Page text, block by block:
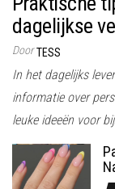
dagelijkse
Door TESS
In het dagelijks
informatie over
leuke ideeën voor